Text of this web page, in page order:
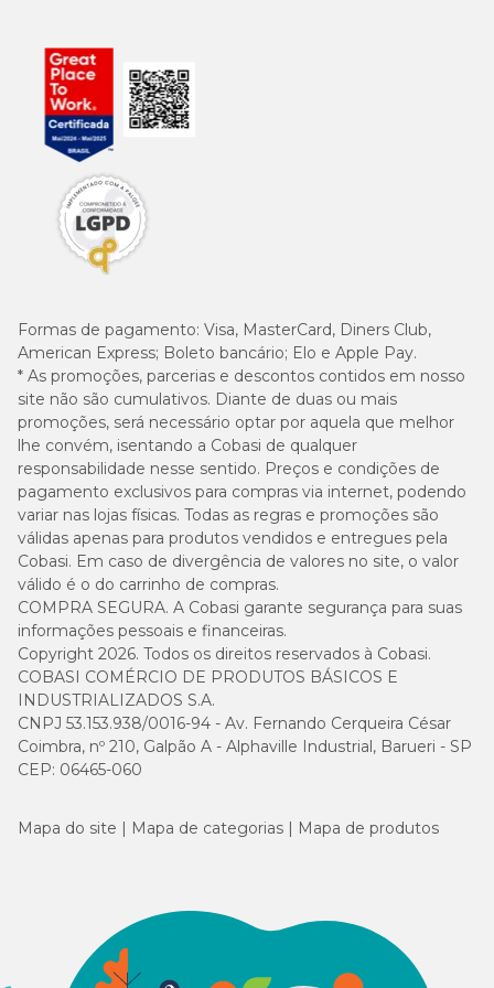
Ribeirão Preto/SP;
Cobasi Barra Guanabara:
Letra 47/59 - Barra da Tijuca, Rio de Janeiro/RJ;
Cobasi Teodoro Sampaio:
loja SUC - 1 - Pinheiros, São Paulo/SP;
Cobasi São José do Rio Preto:
Juscelino Kubitschek, 5.000 Loja 1076 - Iguatemi, São José do
Rio Preto/SP;
Cobasi Ribeirão Preto - Maurílio Biagi:Avenida Maurílio
Biagi, 476 - Santa Cruz do José Jacques, Ribeirão Preto/SP;
Cobasi Atibaia:
Rua Voluntários de 1932, 205 - loja 1-2 e 3 -
Centro, Atibaia/SP;
Cobasi Ricardo Jafet:Avenida Doutor Ricardo Jafet, 1.429
- Vila Santa Eulália, São Paulo/SP;
Cobasi Piracicaba:Avenida Limeira, 522 - Areião,
Piracicaba/SP;
Cobasi Campinas -Iguatemi:Avenida Iguatemi, 777 - loja
02 piso 01 - Vila Brandina, Campinas/SP;
Cobasi Braz Leme:Avenida Braz Leme, 278 - Casa Verde,
São Paulo/SP;
Cobasi Sena Madureira:
Clementino, São Paulo/SP;
Cobasi Rebouças:
Cobasi Pompéia: Rua Carlos Vicari, 106 - Água Branca, São
Zona Industrial de Guara, Brasília/DF;
Cobasi Londrina - Madre Leônia:
Avenida Madre Leônia
Milito, 2.121 Loja 3 - Bela Suíça, Londrina/PR;
Formas de pagamento: Visa, MasterCard, Diners Club,
American Express; Boleto bancário; Elo e Apple Pay.
* As promoções, parcerias e descontos contidos em nosso
site não são cumulativos. Diante de duas ou mais
promoções, será necessário optar por aquela que melhor
lhe convém, isentando a Cobasi de qualquer
responsabilidade nesse sentido. Preços e condições de
pagamento exclusivos para compras via internet, podendo
variar nas lojas físicas. Todas as regras e promoções são
válidas apenas para produtos vendidos e entregues pela
Cobasi. Em caso de divergência de valores no site, o valor
válido é o do carrinho de compras.
COMPRA SEGURA. A Cobasi garante segurança para suas
informações pessoais e financeiras.
Copyright 2026. Todos os direitos reservados à Cobasi.
COBASI COMÉRCIO DE PRODUTOS BÁSICOS E
INDUSTRIALIZADOS S.A.
CNPJ 53.153.938/0016-94 - Av. Fernando Cerqueira César
Coimbra, nº 210, Galpão A - Alphaville Industrial, Barueri - SP
CEP: 06465-060
Mapa do site Mapa de categorias Mapa de produtos